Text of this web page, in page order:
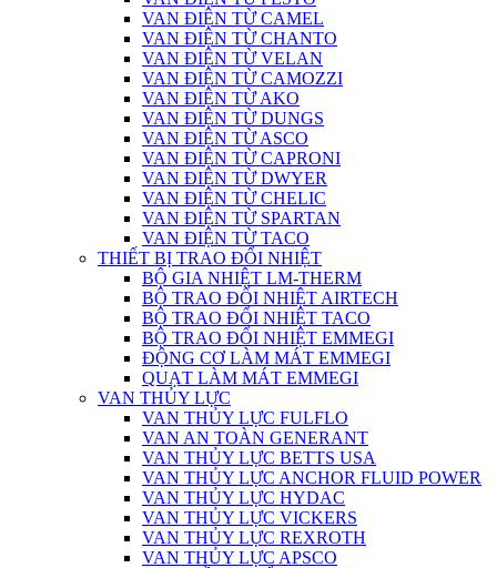
VAN ĐIỆN TỪ CAMEL
VAN ĐIỆN TỪ CHANTO
VAN ĐIỆN TỪ VELAN
VAN ĐIỆN TỪ CAMOZZI
VAN ĐIỆN TỪ AKO
VAN ĐIỆN TỪ DUNGS
VAN ĐIỆN TỪ ASCO
VAN ĐIỆN TỪ CAPRONI
VAN ĐIỆN TỪ DWYER
VAN ĐIỆN TỪ CHELIC
VAN ĐIỆN TỪ SPARTAN
VAN ĐIỆN TỪ TACO
THIẾT BỊ TRAO ĐỔI NHIỆT
BỘ GIA NHIỆT LM-THERM
BỘ TRAO ĐỔI NHIỆT AIRTECH
BỘ TRAO ĐỔI NHIỆT TACO
BỘ TRAO ĐỔI NHIỆT EMMEGI
ĐỘNG CƠ LÀM MÁT EMMEGI
QUẠT LÀM MÁT EMMEGI
VAN THỦY LỰC
VAN THỦY LỰC FULFLO
VAN AN TOÀN GENERANT
VAN THỦY LỰC BETTS USA
VAN THỦY LỰC ANCHOR FLUID POWER
VAN THỦY LỰC HYDAC
VAN THỦY LỰC VICKERS
VAN THỦY LỰC REXROTH
VAN THỦY LỰC APSCO